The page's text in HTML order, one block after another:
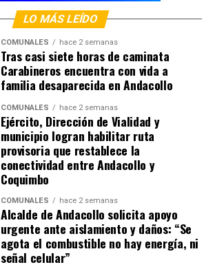
LO MÁS LEÍDO
COMUNALES hace 2 semanas
Tras casi siete horas de caminata
Carabineros encuentra con vida a
familia desaparecida en Andacollo
COMUNALES hace 2 semanas
Ejército, Dirección de Vialidad y
municipio logran habilitar ruta
provisoria que restablece la
conectividad entre Andacollo y
Coquimbo
COMUNALES hace 2 semanas
Alcalde de Andacollo solicita apoyo
urgente ante aislamiento y daños: “Se
agota el combustible no hay energía, ni
señal celular”